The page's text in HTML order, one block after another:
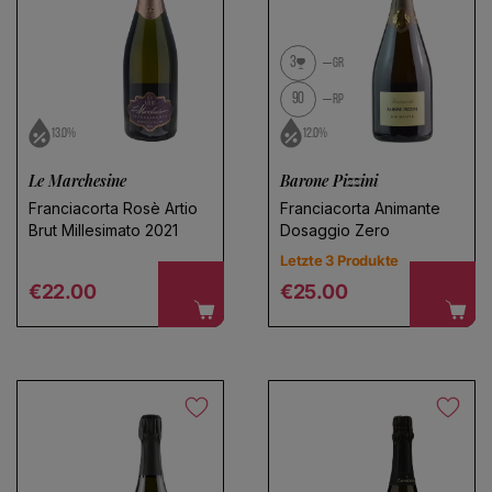
13.0%
Le Marchesine
Franciacorta Rosè Artio
Brut Millesimato 2021
Regular price
€22.00
3 GR
90 RP
12.0%
Barone Pizzini
Franciacorta Animante
Dosaggio Zero
Letzte 3 Produkte
Regular price
€25.00